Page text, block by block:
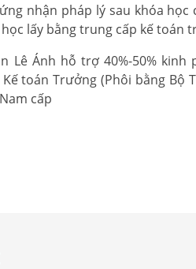
nhận pháp lý sau khóa học
lấy bằng trung cấp kế toán
Lê Ánh hỗ trợ 40%-50% kinh
toán Trưởng (Phôi bằng Bộ
cấp